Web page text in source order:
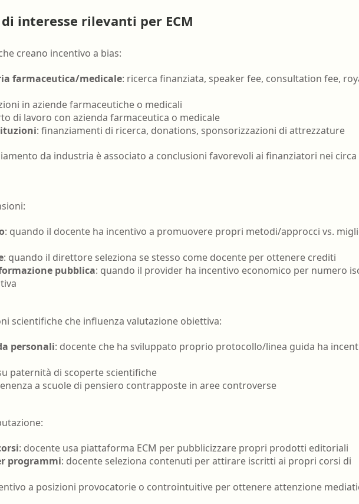
assistente di oftalmologia
Ostetrica/o
Psicoterapeuta
nell'ambiente e nei luoghi di lavoro
interesse rilevanti per ECM
creano incentivo a bias:
farmaceutica/medicale: ricerca finanziata, speaker fee, consultation fee,
in aziende farmaceutiche o medicali
di lavoro con azienda farmaceutica o medicale
: finanziamenti di ricerca, donations, sponsorizzazioni di attrezzature
da industria è associato a conclusioni favorevoli ai finanziatori nei circa
: quando il docente ha incentivo a promuovere propri metodi/approcci vs.
: quando il direttore seleziona se stesso come docente per ottenere crediti
pubblica: quando il provider ha incentivo economico per numero
scientifiche che influenza valutazione obiettiva:
personali: docente che ha sviluppato proprio protocollo/linea guida ha
paternità di scoperte scientifiche
a scuole di pensiero contrapposte in aree controverse
: docente usa piattaforma ECM per pubblicizzare propri prodotti editoriali
programmi: docente seleziona contenuti per attirare iscritti ai propri corsi di
a posizioni provocatorie o controintuitive per ottenere attenzione